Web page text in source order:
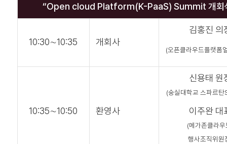
“Open cloud Platform(K-PaaS) Summit 개회
10:30∼10:35 개회사
김홍진 의
(오픈클라우드플랫폼
10:35∼10:50 환영사
신용태 원
(숭실대학교 스파르탄
이주완 대
(메가존클라
행사조직위원